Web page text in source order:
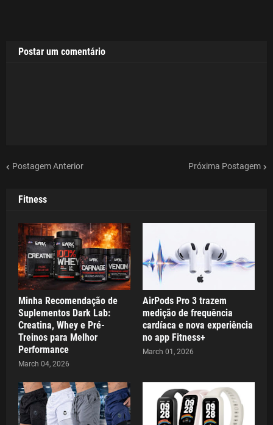
Postar um comentário
Postagem Anterior Próxima Postagem
Fitness
Minha Recomendação de
Suplementos Dark Lab:
Creatina, Whey e Pré-
Treinos para Melhor
Performance
March 04, 2026
AirPods Pro 3 trazem
medição de frequência
cardíaca e nova experiência
no app Fitness+
March 01, 2026